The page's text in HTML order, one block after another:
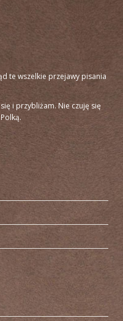
te wszelkie przejawy pisania
i przybliżam. Nie czuję się